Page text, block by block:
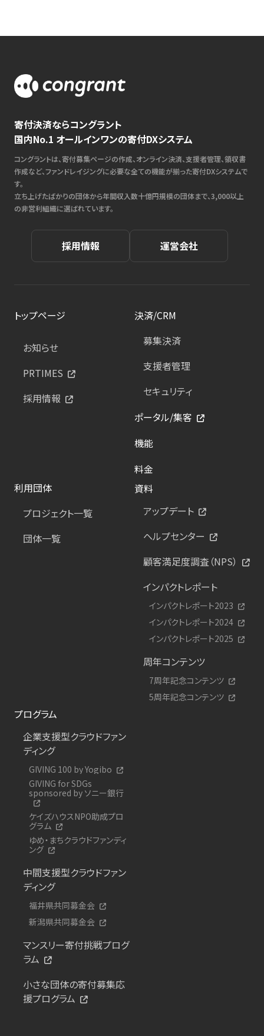
寄付決済ならコングラント
国内No.1 オールインワンの寄付DXシステム
コングラントは、寄付募集ページの作成、オンライン決済、支援者管理、領収書
作成など、ファンドレイジングに必要な全ての機能が揃った寄付DXシステムで
す。
立ち上げたばかりの団体から年間収入数十億円規模の団体まで、3,000以上
の非営利組織に選ばれています。
採用情報 運営会社
トップページ
お知らせ
PRTIMES
採用情報
決済/CRM
募集決済
支援者管理
セキュリティ
ポータル/集客
機能
料金
利用団体
プロジェクト一覧
団体一覧
資料
アップデート
ヘルプセンター
顧客満足度調査（NPS）
インパクトレポート
インパクトレポート2023
インパクトレポート2024
インパクトレポート2025
周年コンテンツ
7周年記念コンテンツ
5周年記念コンテンツ
プログラム
企業支援型クラウドファン
ディング
GIVING 100 by Yogibo
GIVING for SDGs
sponsored by ソニー銀行
ケイズハウスNPO助成プロ
グラム
ゆめ・まちクラウドファンディ
ング
中間支援型クラウドファン
ディング
福井県共同募金会
新潟県共同募金会
マンスリー寄付挑戦プログ
ラム
小さな団体の寄付募集応
援プログラム